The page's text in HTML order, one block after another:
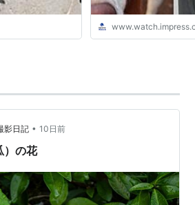
影日記 • 10日前
）の花